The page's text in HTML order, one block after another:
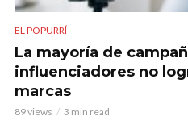
EL POPURRÍ
La mayoría de
influenciadores no
marcas
89 views 3 min read